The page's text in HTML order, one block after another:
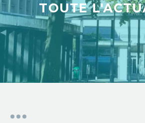
TOUTE